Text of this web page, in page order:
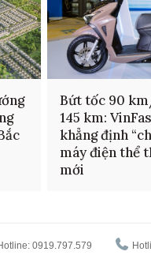
Bứt tốc 90
145 km:
khẳng định
máy điện thể
mới
0919.797.579